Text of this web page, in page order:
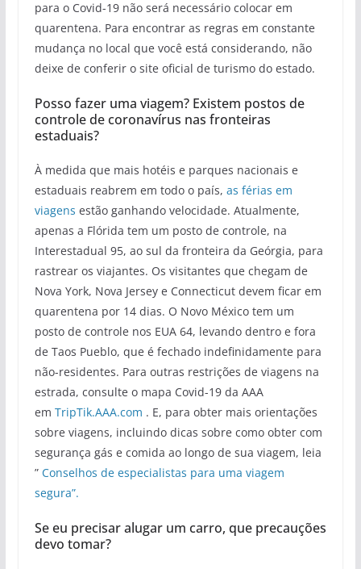
para o Covid-19 não será necessário colocar em
quarentena. Para encontrar as regras em constante
mudança no local que você está considerando, não
deixe de conferir o site oficial de turismo do estado.
Posso fazer uma viagem? Existem postos de
controle de coronavírus nas fronteiras
estaduais?
À medida que mais hotéis e parques nacionais e
estaduais reabrem em todo o país, as férias em
viagens estão ganhando velocidade. Atualmente,
apenas a Flórida tem um posto de controle, na
Interestadual 95, ao sul da fronteira da Geórgia, para
rastrear os viajantes. Os visitantes que chegam de
Nova York, Nova Jersey e Connecticut devem ficar em
quarentena por 14 dias. O Novo México tem um
posto de controle nos EUA 64, levando dentro e fora
de Taos Pueblo, que é fechado indefinidamente para
não-residentes. Para outras restrições de viagens na
estrada, consulte o mapa Covid-19 da AAA
em TripTik.AAA.com . E, para obter mais orientações
sobre viagens, incluindo dicas sobre como obter com
segurança gás e comida ao longo de sua viagem, leia
” Conselhos de especialistas para uma viagem
segura”.
Se eu precisar alugar um carro, que precauções
devo tomar?